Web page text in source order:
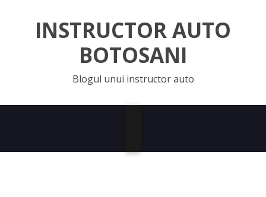
INSTRUCTOR AUTO
BOTOSANI
Blogul unui instructor auto